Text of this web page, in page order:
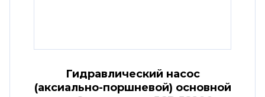
Гидравлический насос
(аксиально-поршневой) основной